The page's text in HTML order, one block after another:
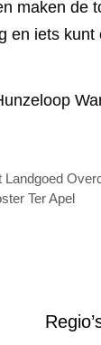
maken de
en iets
Ter Apel